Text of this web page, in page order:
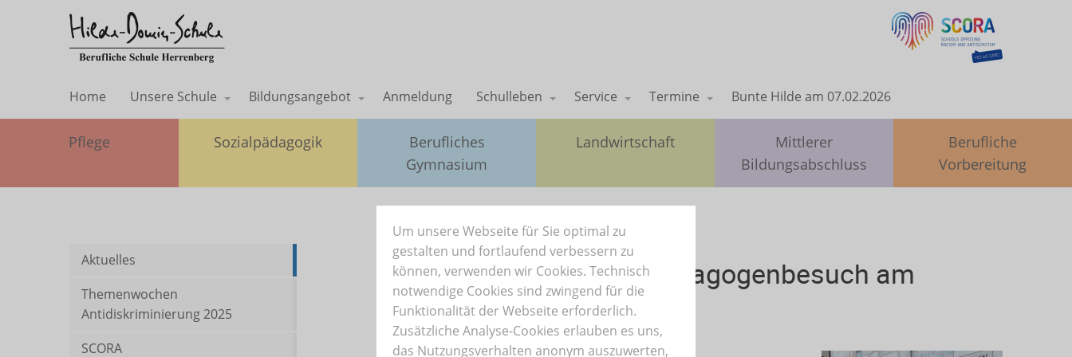
Home Unsere Schule Bildungsangebot Anmeldung Schulleben Service Termine Bunte Hilde am 07.02.2026
Pflege Sozialpädagogik
Berufliches
Gymnasium
Landwirtschaft
Mittlerer
Bildungsabschluss
Berufliche
Vorbereitung
Aktuelles
Themenwochen
Antidiskriminierung 2025
SCORA
27.01.2026
Eine besondere Ehre: Synagogenbesuch am
Holocaust-Gedenktag
Um unsere Webseite für Sie optimal zu
gestalten und fortlaufend verbessern zu
können, verwenden wir Cookies. Technisch
notwendige Cookies sind zwingend für die
Funktionalität der Webseite erforderlich.
Zusätzliche Analyse-Cookies erlauben es uns,
das Nutzungsverhalten anonym auszuwerten,